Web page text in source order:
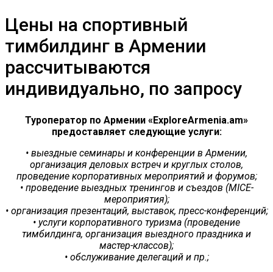
Цены на спортивный
тимбилдинг в Армении
рассчитываются
индивидуально, по запросу
Туроператор по Армении «ExploreArmenia.am»
предоставляет следующие услуги:
• выездные семинары и конференции в Армении,
организация деловых встреч и круглых столов,
проведение корпоративных мероприятий и форумов;
• проведение выездных тренингов и съездов (MICE-
мероприятия);
• организация презентаций, выставок, пресс-конференций;
• услуги корпоративного туризма (проведение
тимбилдинга, организация выездного праздника и
мастер-классов);
• обслуживание делегаций и пр.;